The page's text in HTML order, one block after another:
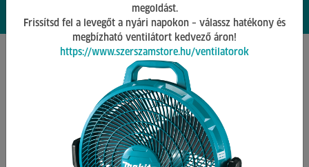
0 0.
Gépek tartozékai
Fémfúrók
sherwood 7.00mm hss s/s fúrószár shr0254667b
megoldást.
Frissítsd fel a levegőt a nyári napokon – válassz hatékony és
megbízható ventilátort kedvező áron!
https://www.szerszamstore.hu/ventilatorok